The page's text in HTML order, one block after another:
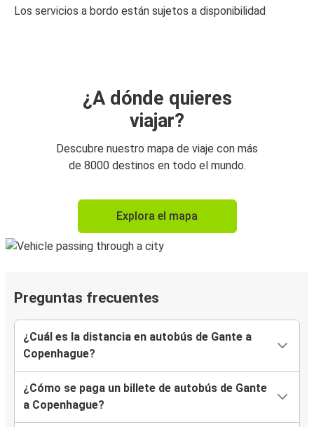
Los servicios a bordo están sujetos a disponibilidad
¿A dónde quieres
viajar?
Descubre nuestro mapa de viaje con más
de 8000 destinos en todo el mundo.
Explora el mapa
Preguntas frecuentes
¿Cuál es la distancia en autobús de Gante a
Copenhague?
¿Cómo se paga un billete de autobús de Gante
a Copenhague?